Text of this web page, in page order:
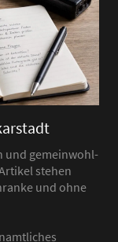
und gemeinwohl-
stehen
und ohne